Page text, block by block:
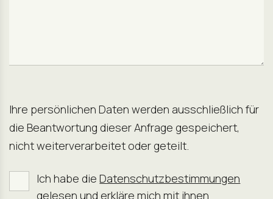
Ihre persönlichen Daten werden ausschließlich für
die Beantwortung dieser Anfrage gespeichert,
nicht weiterverarbeitet oder geteilt.
Ich habe dieDatenschutzbestimmungen
gelesen und erkläre mich mit ihnen